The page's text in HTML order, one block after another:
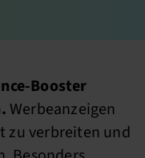
Booster
Werbeanzeigen
zu verbreiten und